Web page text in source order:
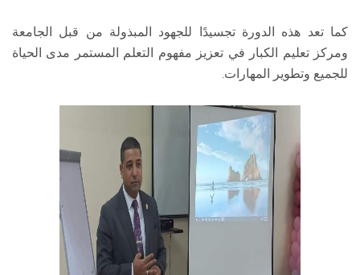
كما تعد هذه الدورة تجسيدًا للجهود المبذولة من قبل الجامعة
ومركز تعليم الكبار في تعزيز مفهوم التعلم المستمر مدى الحياة
للجميع وتطوير المهارات.